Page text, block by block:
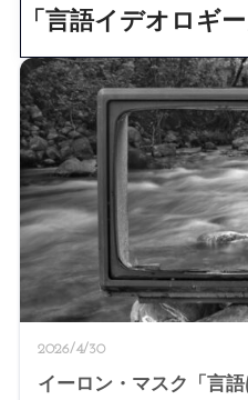
「言語イデオロギ
2026/4/30
イーロン・マスク「言